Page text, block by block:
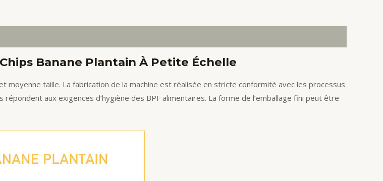
Banane Plantain À Petite Échelle
taille. La fabrication de la machine est réalisée en stricte conformité avec les processus
aux exigences d’hygiène des BPF alimentaires. La forme de l’emballage fini peut être